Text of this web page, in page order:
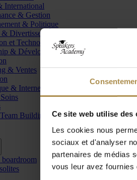
Ce site web utilise des
Les cookies nous
sociaux et d'analyser
partenaires de médias
vous leur avez
International
& Gestion
& Politique
Divertissement
et Technologie
& Développement
& Ventes
& Internet
Building
boardroom